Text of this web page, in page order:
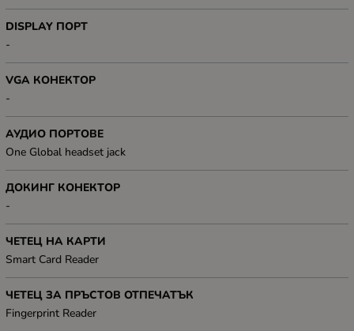
DISPLAY ПОРТ
-
VGA КОНЕКТОР
-
АУДИО ПОРТОВЕ
One Global headset jack
ДОКИНГ КОНЕКТОР
-
ЧЕТЕЦ НА КАРТИ
Smart Card Reader
ЧЕТЕЦ ЗА ПРЪСТОВ ОТПЕЧАТЪК
Fingerprint Reader